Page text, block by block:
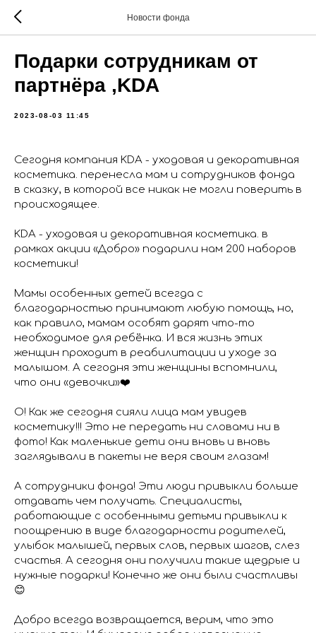
Новости фонда
Подарки сотрудникам от
партнёра ,KDА
2023-08-03 11:45
Сегодня компания KDA - уходовая и декоративная
косметика. перенесла мам и сотрудников фонда
в сказку, в которой все никак не могли поверить в
происходящее.
KDA - уходовая и декоративная косметика. в
рамках акции «Добро» подарили нам 200 наборов
косметики!
Мамы особенных детей всегда с
благодарностью принимают любую помощь, но,
как правило, мамам особят дарят что-то
необходимое для ребёнка. И вся жизнь этих
женщин проходит в реабилитации и уходе за
малышом. А сегодня эти женщины вспомнили,
что они «девочки»❤️
О! Как же сегодня сияли лица мам увидев
косметику!!! Это не передать ни словами ни в
фото! Как маленькие дети они вновь и вновь
заглядывали в пакеты не веря своим глазам!
А сотрудники фонда! Эти люди привыкли больше
отдавать чем получать. Специалисты,
работающие с особенными детьми привыкли к
поощрению в виде благодарности родителей,
улыбок малышей, первых слов, первых шагов, слез
счастья. А сегодня они получили такие щедрые и
нужные подарки! Конечно же они были счастливы
😊
Добро всегда возвращается, верим, что это